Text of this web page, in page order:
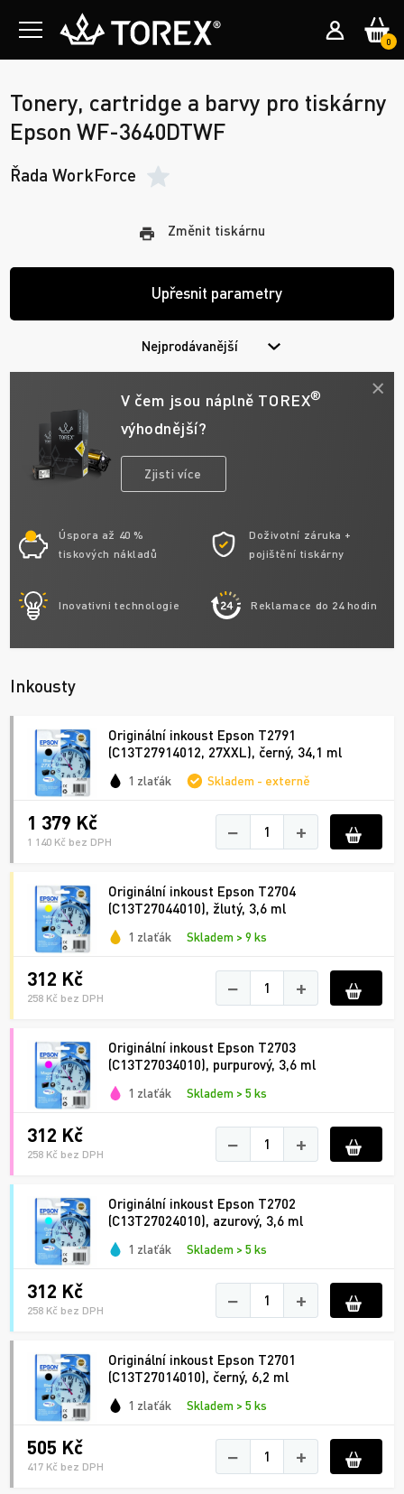
0
Tonery, cartridge a barvy pro tiskárny
Epson WF-3640DTWF
Řada WorkForce
Změnit tiskárnu
Upřesnit parametry
Nejprodávanější
V čem jsou náplně TOREX®
výhodnější?
Zjisti více
Úspora až 40 %
tiskových nákladů
Doživotní záruka +
pojištění tiskárny
Inovativni technologie Reklamace do 24 hodin
Inkousty
Originální inkoust Epson T2791
(C13T27914012, 27XXL), černý, 34,1 ml
1 zlaťák Skladem - externě
1 379 Kč
1 140 Kč bez DPH − +
Originální inkoust Epson T2704
(C13T27044010), žlutý, 3,6 ml
1 zlaťák Skladem > 9 ks
312 Kč
258 Kč bez DPH − +
Originální inkoust Epson T2703
(C13T27034010), purpurový, 3,6 ml
1 zlaťák Skladem > 5 ks
312 Kč
258 Kč bez DPH − +
Originální inkoust Epson T2702
(C13T27024010), azurový, 3,6 ml
1 zlaťák Skladem > 5 ks
312 Kč
258 Kč bez DPH − +
Originální inkoust Epson T2701
(C13T27014010), černý, 6,2 ml
1 zlaťák Skladem > 5 ks
505 Kč
417 Kč bez DPH − +